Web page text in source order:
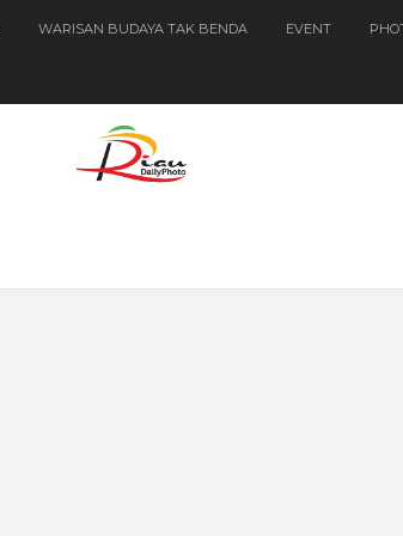
WARISAN BUDAYA TAK BENDA EVENT